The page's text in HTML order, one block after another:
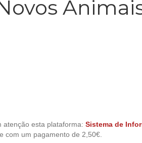
atenção esta plataforma: Sistema de
com um pagamento de 2,50€.